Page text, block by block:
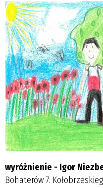
wyróżnienie - Igor
Bohaterów 7.